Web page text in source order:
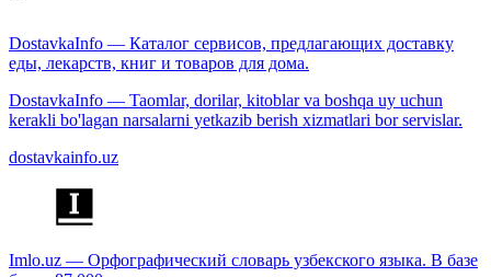
DostavkaInfo — Каталог сервисов, предлагающих доставку
еды, лекарств, книг и товаров для дома.
DostavkaInfo — Taomlar, dorilar, kitoblar va boshqa uy uchun
kerakli bo'lagan narsalarni yetkazib berish xizmatlari bor servislar.
dostavkainfo.uz
Imlo.uz — Орфографический словарь узбекского языка. В базе